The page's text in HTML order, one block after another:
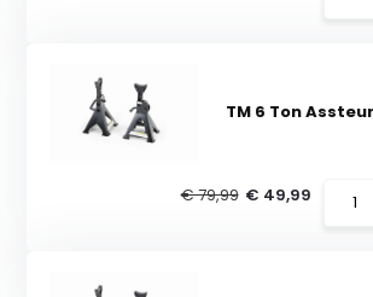
TM 6 Ton
€ 79,99 € 49,99